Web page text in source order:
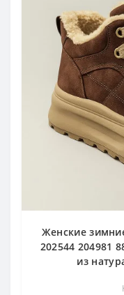
Женские
202544 204981
из